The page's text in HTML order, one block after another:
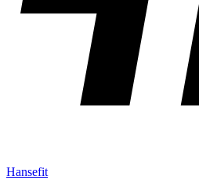
Hansefit